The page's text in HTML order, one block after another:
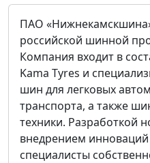
ПАО
российской шинной
Компания входит в
Kama Tyres и
шин для легковых
транспорта, а также
техники. Разработкой
внедрением
специалисты